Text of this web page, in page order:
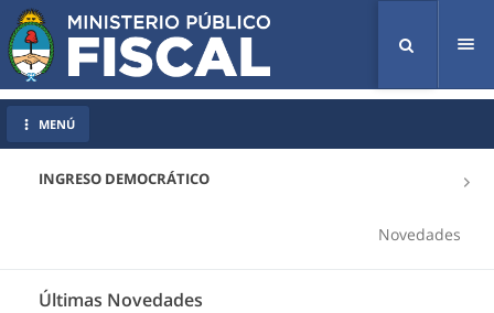
INGRESO DEMOCRÁTICO
Novedades
Últimas Novedades
MENÚ